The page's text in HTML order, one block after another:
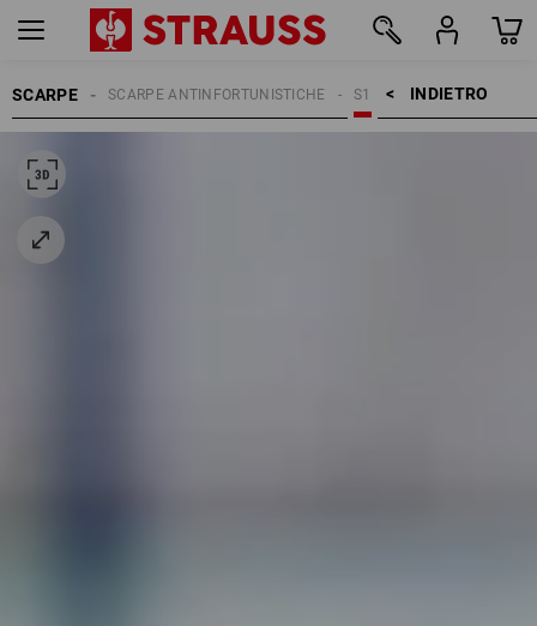
SCARPE INDIETRO    >
S1
SCARPE ANTINFORTUNISTICHE